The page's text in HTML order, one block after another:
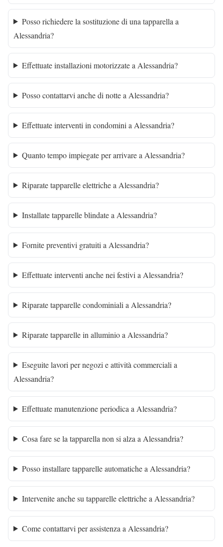
Posso richiedere la sostituzione di una tapparella a
Alessandria?
Effettuate installazioni motorizzate a Alessandria?
Posso contattarvi anche di notte a Alessandria?
Effettuate interventi in condomini a Alessandria?
Quanto tempo impiegate per arrivare a Alessandria?
Riparate tapparelle elettriche a Alessandria?
Installate tapparelle blindate a Alessandria?
Fornite preventivi gratuiti a Alessandria?
Effettuate interventi anche nei festivi a Alessandria?
Riparate tapparelle condominiali a Alessandria?
Riparate tapparelle in alluminio a Alessandria?
Eseguite lavori per negozi e attività commerciali a
Alessandria?
Effettuate manutenzione periodica a Alessandria?
Cosa fare se la tapparella non si alza a Alessandria?
Posso installare tapparelle automatiche a Alessandria?
Intervenite anche su tapparelle elettriche a Alessandria?
Come contattarvi per assistenza a Alessandria?